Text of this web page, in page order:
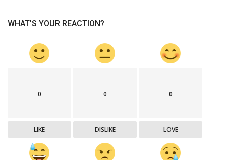
WHAT'S YOUR REACTION?
0
LIKE
0
DISLIKE
0
LOVE